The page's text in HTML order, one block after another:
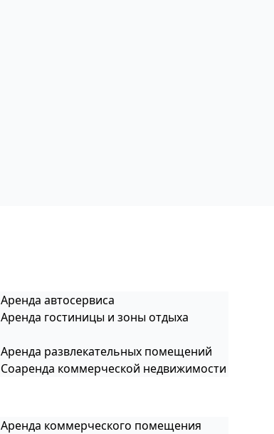
Аренда автосервиса
Аренда гостиницы и зоны отдыха
Аренда развлекательных помещений
Соаренда коммерческой недвижимости
Аренда коммерческого помещения